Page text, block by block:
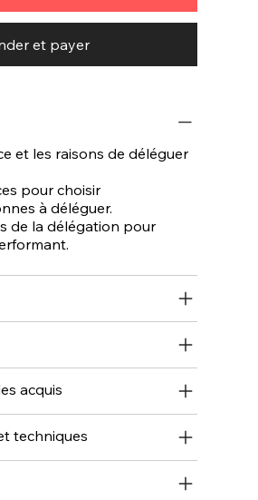
et payer
et les raisons de déléguer
pour choisir
à déléguer.
de la délégation pour
acquis
techniques